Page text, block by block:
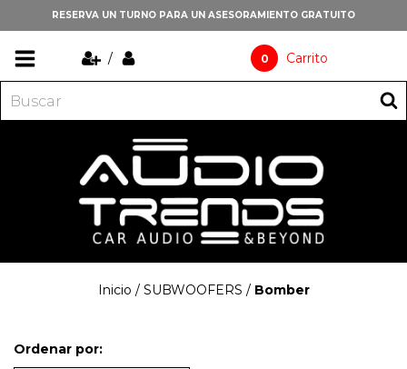
RESERVA UN TURNO PARA UN ASESORAMIENTO GRATUITO
/ 0 Carrito
Inicio / SUBWOOFERS / Bomber
Ordenar por: